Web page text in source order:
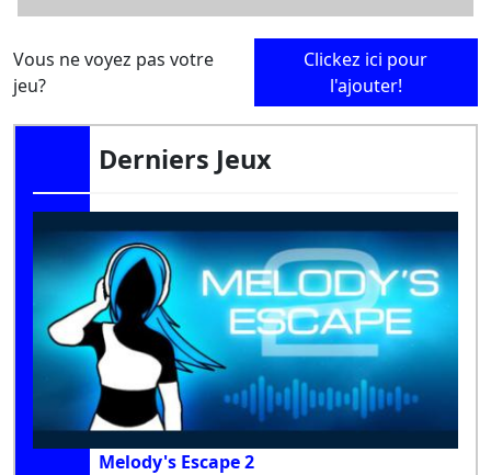
Vous ne voyez pas votre
jeu?
Clickez ici pour
l'ajouter!
Derniers Jeux
Melody's Escape 2